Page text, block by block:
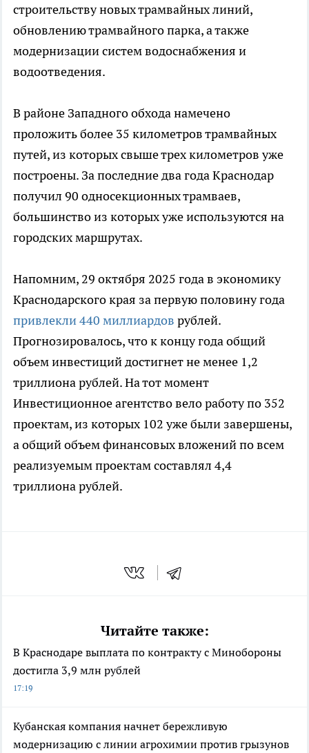
строительству новых трамвайных линий,
обновлению трамвайного парка, а также
модернизации систем водоснабжения и
водоотведения.
В районе Западного обхода намечено
проложить более 35 километров трамвайных
путей, из которых свыше трех километров уже
построены. За последние два года Краснодар
получил 90 односекционных трамваев,
большинство из которых уже используются на
городских маршрутах.
Напомним, 29 октября 2025 года в экономику
Краснодарского края за первую половину года
привлекли 440 миллиардов рублей.
Прогнозировалось, что к концу года общий
объем инвестиций достигнет не менее 1,2
триллиона рублей. На тот момент
Инвестиционное агентство вело работу по 352
проектам, из которых 102 уже были завершены,
а общий объем финансовых вложений по всем
реализуемым проектам составлял 4,4
триллиона рублей.
Читайте также:
В Краснодаре выплата по контракту с Минобороны
достигла 3,9 млн рублей
17:19
Кубанская компания начнет бережливую
модернизацию с линии агрохимии против грызунов